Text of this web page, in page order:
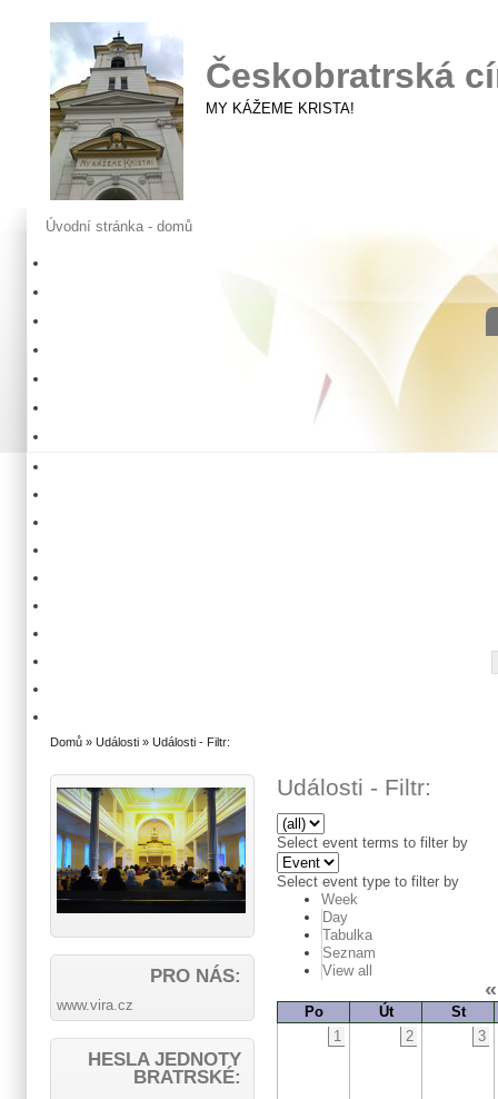
Českobratrská
MY KÁŽEME KRISTA!
Úvodní stránka - domů
Domů » Události » Události - Filtr:
Události - Filtr:
Select event terms to filter by
Select event type to filter by
Week
Day
Tabulka
Seznam
View all
«
Po
Út
St
1
2 3
PRO NÁS:
www.vira.cz
HESLA JEDNOTY
BRATRSKÉ: